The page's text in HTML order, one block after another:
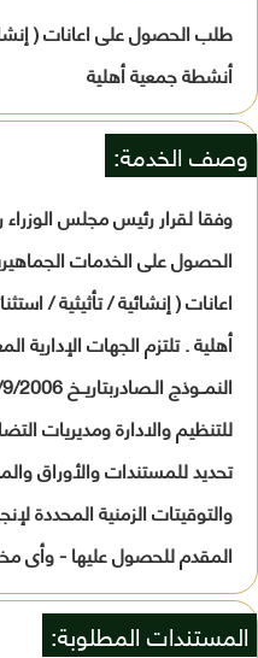
طلب الحصول على اعانات (
أنشطة جمعية أهلية
وصف الخدمة:
الحصول على الخدمات
اعانات ( إنشائية / تأثيثية /
أهلية . تلتزم الجهات الإدارية
للتنظيم والادارة ومديريات
تحديد للمستندات والأوراق
والتوقيتات الزمنية المحددة
المقدم للحصول عليها - وأى
المستندات المطلوبة: